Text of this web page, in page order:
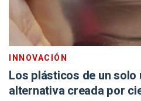
INNOVACIÓN
Los plásticos de un solo
alternativa creada por